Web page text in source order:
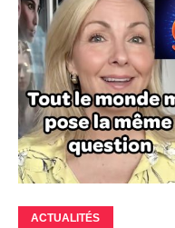
ACTUALITÉS